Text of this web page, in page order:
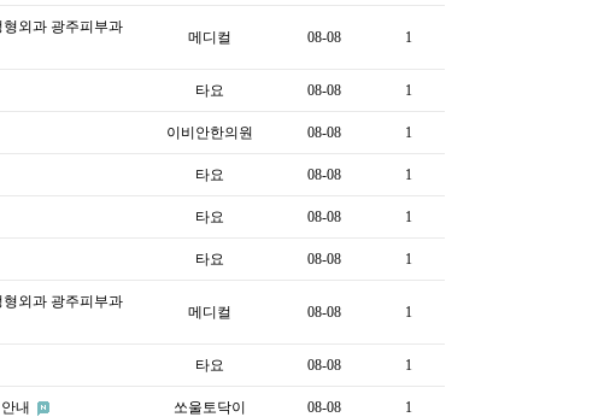
외과 광주피부과
메디컬 08-08 1
타요 08-08 1
이비안한의원 08-08 1
타요 08-08 1
타요 08-08 1
타요 08-08 1
외과 광주피부과
메디컬 08-08 1
타요 08-08 1
내 쏘울토닥이 08-08 1